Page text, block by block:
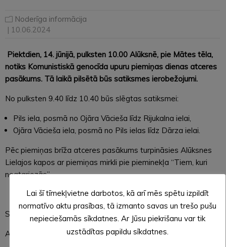
Noderīga informācija
| 10.06.2024
Piektdien, 14. jūnijā, pulksten 10.00 Alūksnē, pie Mātes tēla,
notiks Komunistiskā genocīda upuru piemiņas dienas atceres
pasākums. Tā laikā pilsētā būs satiksmes ierobežojumi.
No pulksten 9.40 līdz 10.40 būs slēgtas satiksmei:
Pils iela, posmā no Ojāra Vācieša līdz Rijukalna ielai,
Ojāra Vācieša iela, posmā no Pils ielas līdz Dārza ielai.
Pēc piemiņas brīža atceres pasākums turpināsies Alūksnes
Lielajos kapos ar piemiņas mirkli pie pieminekļa “Tiem, kuri
neatgriezās”.
Sanita SPUDIŅA,
Alūksnes novada pašvaldības
Lai šī tīmekļvietne darbotos, kā arī mēs spētu izpildīt
normatīvo aktu prasības, tā izmanto savas un trešo pušu
nepieciešamās sīkdatnes. Ar Jūsu piekrišanu var tik
uzstādītas papildu sīkdatnes.